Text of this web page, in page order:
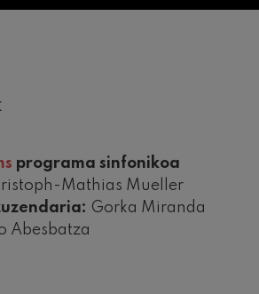
programa sinfonikoa
Mathias Mueller
Gorka Miranda
Abesbatza